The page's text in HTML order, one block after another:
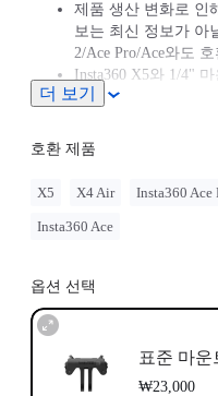
제품 생산 변화로 인
보는 최신 정보가 아
2/Ace Pro/Ace와도
Insta360 X5와 1/4"
용할 경우, 3-프롱 to
운트 2.0 사용을 추천
더 보기
호환 제품
X5 X4 Air Insta360 Ace
Insta360 Ace
옵션 선택
표준 마
₩23,000